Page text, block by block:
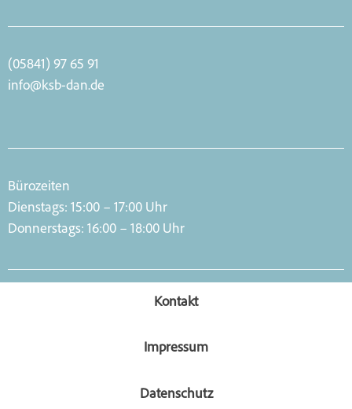
(05841) 97 65 91
info@ksb-dan.de
Bürozeiten
Dienstags: 15:00 – 17:00 Uhr
Donnerstags: 16:00 – 18:00 Uhr
Kontakt
Impressum
Datenschutz